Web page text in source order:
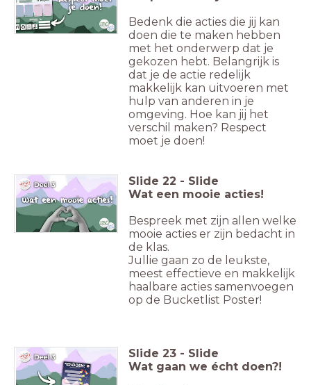
Bedenk die acties die jij kan
doen die te maken hebben
met het onderwerp dat je
gekozen hebt. Belangrijk is
dat je de actie redelijk
makkelijk kan uitvoeren met
hulp van anderen in je
omgeving. Hoe kan jij het
verschil maken? Respect
moet je doen!
Slide 22 - Slide
Wat een mooie acties!
Bespreek met zijn allen welke
mooie acties er zijn bedacht in
de klas.
Jullie gaan zo de leukste,
meest effectieve en makkelijk
haalbare acties samenvoegen
op de Bucketlist Poster!
Slide 23 - Slide
Wat gaan we écht doen?!